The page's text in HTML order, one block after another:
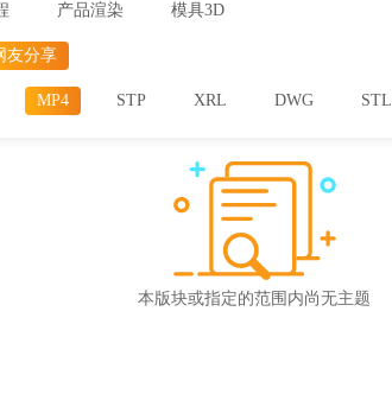
产品渲染 模具3D
友分享
MP4 STP XRL DWG STL
本版块或指定的范围内尚无主题